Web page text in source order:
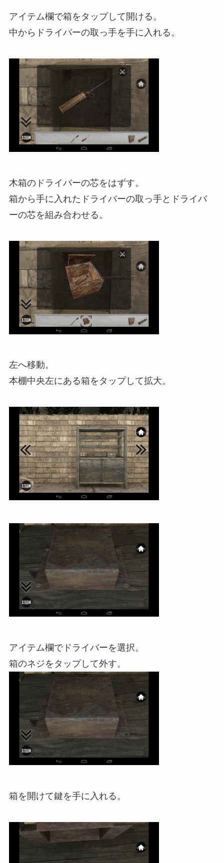
アイテム欄で箱をタップして開ける。
中からドライバーの取っ手を手に入れる。
木箱のドライバーの芯をはずす。
箱から手に入れたドライバーの取っ手とドライバ
ーの芯を組み合わせる。
左へ移動。
本棚中央左にある箱をタップして拡大。
アイテム欄でドライバーを選択。
箱のネジをタップして外す。
箱を開けて鍵を手に入れる。